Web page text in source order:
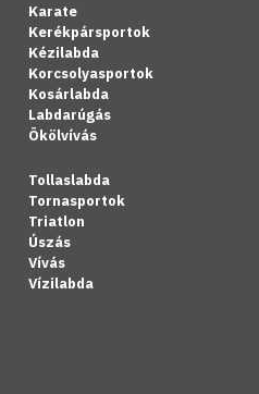
Karate
Kerékpársportok
Kézilabda
Korcsolyasportok
Kosárlabda
Labdarúgás
Ökölvívás
Tollaslabda
Tornasportok
Triatlon
Úszás
Vívás
Vízilabda